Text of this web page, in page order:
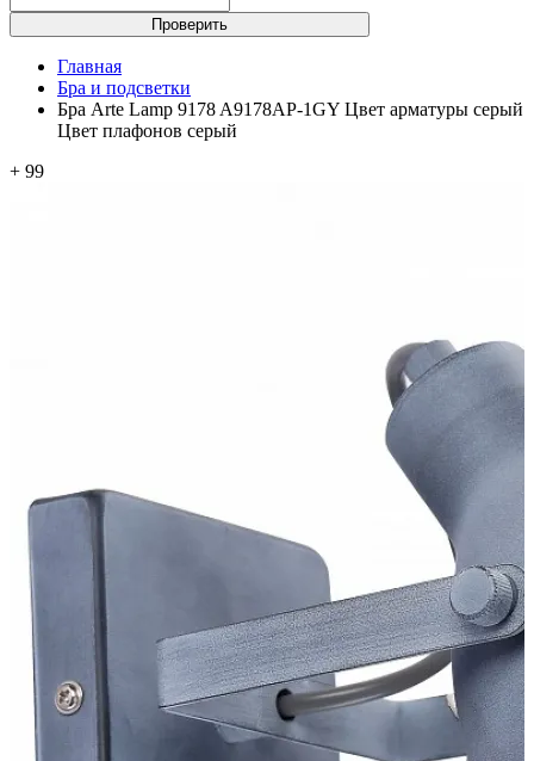
Проверить
Главная
Бра и подсветки
Бра Arte Lamp 9178 A9178AP-1GY Цвет арматуры серый
Цвет плафонов серый
+ 99